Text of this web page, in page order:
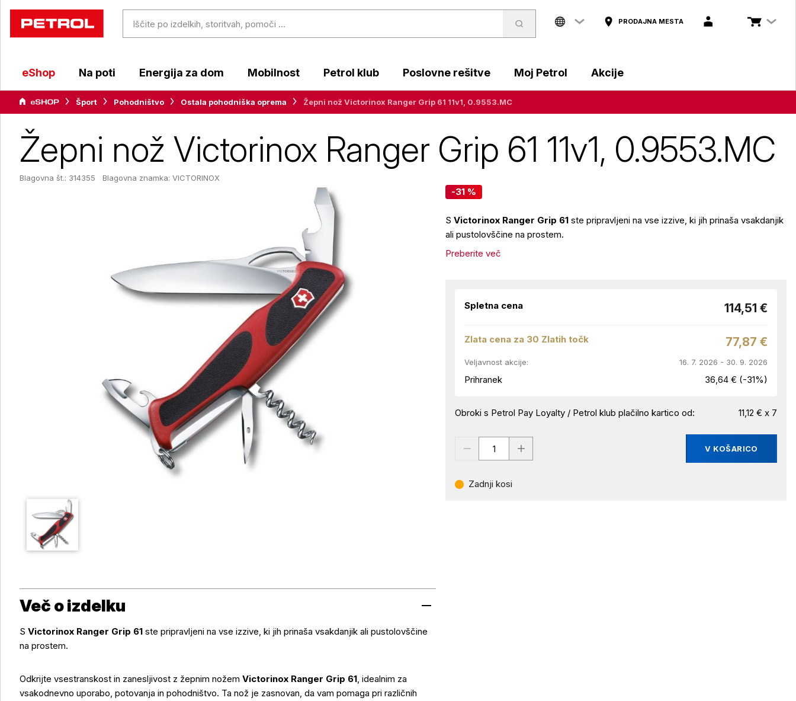
PRODAJNA MESTA
eShop Na poti Energija za dom Mobilnost Petrol klub Poslovne rešitve Moj Petrol Akcije
Šport Pohodništvo Ostala pohodniška oprema Žepni nož Victorinox Ranger Grip 61 11v1, 0.9553.MC
Žepni nož Victorinox Ranger Grip 61 11v1, 0.9553.MC
Blagovna št.: 314355 Blagovna znamka: VICTORINOX
-31 %
SVictorinox Ranger Grip 61 ste pripravljeni na vse izzive, ki jih prinaša vsakdanjik
ali pustolovščine na prostem.
Preberite več
Spletna cena 114,51 €
Zlata cena za 30 Zlatih točk 77,87 €
Veljavnost akcije: 16. 7. 2026 - 30. 9. 2026
Prihranek 36,64 € (-31%)
Obroki s Petrol Pay Loyalty / Petrol klub plačilno kartico od: 11,12 € x 7
V KOŠARICO
Zadnji kosi
Več o izdelku
S Victorinox Ranger Grip 61 ste pripravljeni na vse izzive, ki jih prinaša vsakdanjik ali pustolovščine
na prostem.
Odkrijte vsestranskost in zanesljivost z žepnim nožem Victorinox Ranger Grip 61, idealnim za
vsakodnevno uporabo, potovanja in pohodništvo. Ta nož je zasnovan, da vam pomaga pri različnih